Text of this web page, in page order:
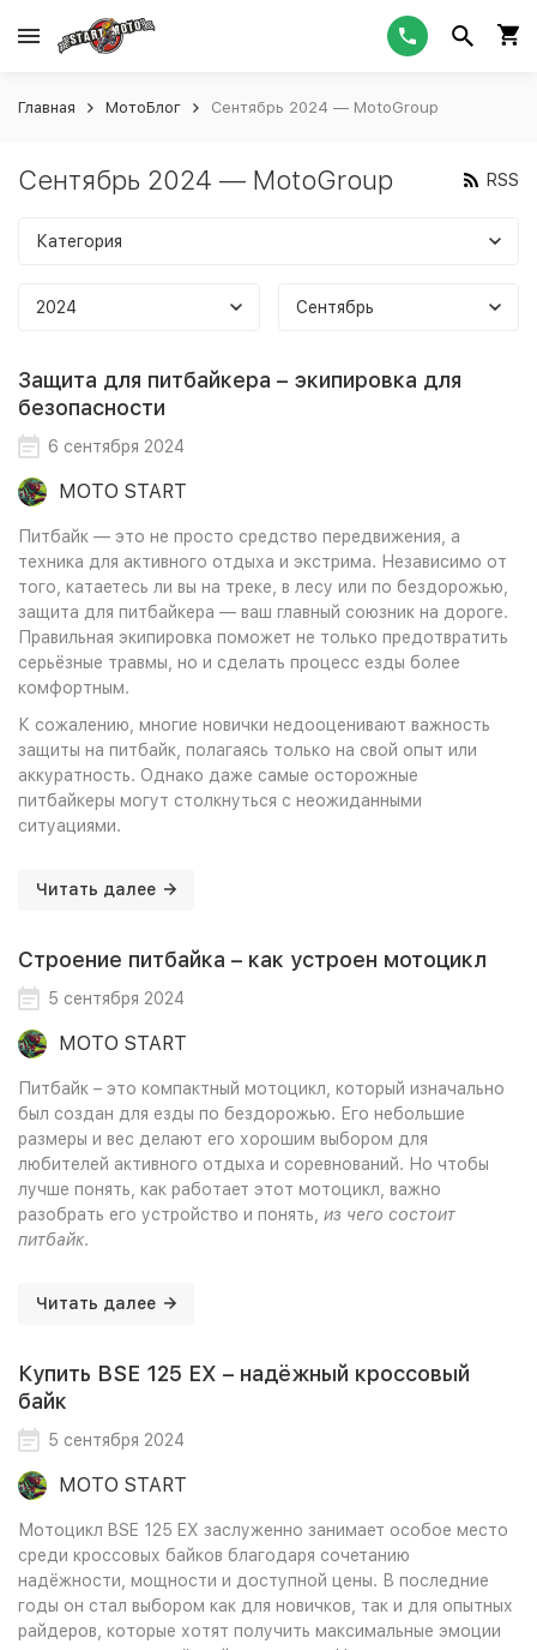
Главная МотоБлог Сентябрь 2024 — MotoGroup
Сентябрь 2024 — MotoGroup RSS
Категория
2024 Сентябрь
Защита для питбайкера – экипировка для
безопасности
6 сентября 2024
MOTO START
Питбайк — это не просто средство передвижения, а
техника для активного отдыха и экстрима. Независимо от
того, катаетесь ли вы на треке, в лесу или по бездорожью,
защита для питбайкера — ваш главный союзник на дороге.
Правильная экипировка поможет не только предотвратить
серьёзные травмы, но и сделать процесс езды более
комфортным.
К сожалению, многие новички недооценивают важность
защиты на питбайк, полагаясь только на свой опыт или
аккуратность. Однако даже самые осторожные
питбайкеры могут столкнуться с неожиданными
ситуациями.
Читать далее
Строение питбайка – как устроен мотоцикл
5 сентября 2024
MOTO START
Питбайк – это компактный мотоцикл, который изначально
был создан для езды по бездорожью. Его небольшие
размеры и вес делают его хорошим выбором для
любителей активного отдыха и соревнований. Но чтобы
лучше понять, как работает этот мотоцикл, важно
разобрать его устройство и понять, из чего состоит
питбайк.
Читать далее
Купить BSE 125 EX – надёжный кроссовый
байк
5 сентября 2024
MOTO START
Мотоцикл BSE 125 EX заслуженно занимает особое место
среди кроссовых байков благодаря сочетанию
надёжности, мощности и доступной цены. В последние
годы он стал выбором как для новичков, так и для опытных
райдеров, которые хотят получить максимальные эмоции